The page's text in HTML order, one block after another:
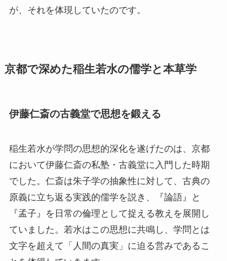
が、それを体現していたのです。
京都で深めた稲生若水の儒学と本草学
伊藤仁斎の古義堂で思想を鍛える
稲生若水が学問の思想的深化を遂げたのは、京都
において伊藤仁斎の私塾・古義堂に入門した時期
でした。仁斎は朱子学の抽象性に対して、古典の
原義に立ち返る実践的儒学を説き、『論語』と
『孟子』を日常の倫理として捉える教えを展開し
ていました。若水はこの思想に共鳴し、学問とは
文字を超えて「人間の真実」に迫る営みであるこ